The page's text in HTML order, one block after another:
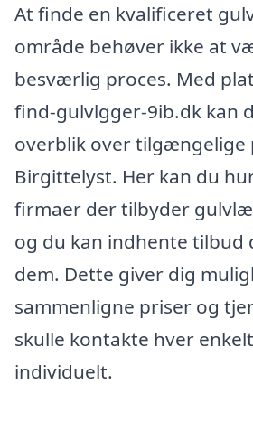
At finde en kvalificeret
område behøver ikke at
besværlig proces. Med
find-gulvlgger-9ib.dk kan
overblik over tilgængelige
Birgittelyst. Her kan du
firmaer der tilbyder
og du kan indhente tilbud
dem. Dette giver dig
sammenligne priser og
skulle kontakte hver
individuelt.